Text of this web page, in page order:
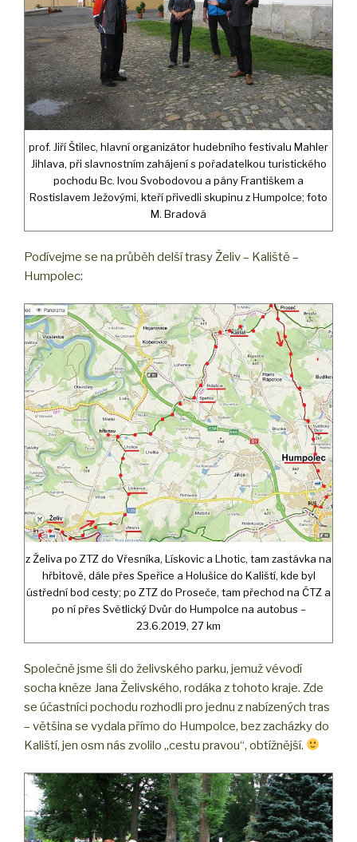
prof. Jiří Štilec, hlavní organizátor hudebního festivalu Mahler
Jihlava, při slavnostním zahájení s pořadatelkou turistického
pochodu Bc. Ivou Svobodovou a pány Františkem a
Rostislavem Ježovými, kteří přivedli skupinu z Humpolce; foto
M. Bradová
Podívejme se na průběh delší trasy Želiv – Kaliště –
Humpolec:
z Želiva po ZTZ do Vřesníka, Lískovic a Lhotic, tam zastávka na
hřbitově, dále přes Speřice a Holušice do Kaliští, kde byl
ústřední bod cesty; po ZTZ do Proseče, tam přechod na ČTZ a
po ní přes Světlický Dvůr do Humpolce na autobus –
23.6.2019, 27 km
Společně jsme šli do želivského parku, jemuž vévodí
socha kněze Jana Želivského, rodáka z tohoto kraje. Zde
se účastníci pochodu rozhodli pro jednu z nabízených tras
– většina se vydala přímo do Humpolce, bez zacházky do
Kaliští, jen osm nás zvolilo „cestu pravou“, obtížnější.